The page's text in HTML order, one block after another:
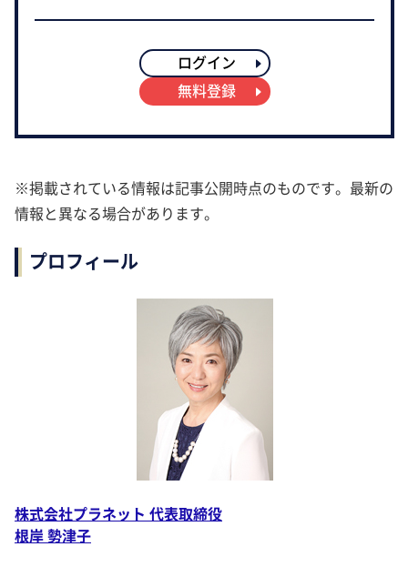
ログイン
無料登録
※掲載されている情報は記事公開時点のものです。最新の
情報と異なる場合があります。
プロフィール
株式会社プラネット 代表取締役
根岸 勢津子